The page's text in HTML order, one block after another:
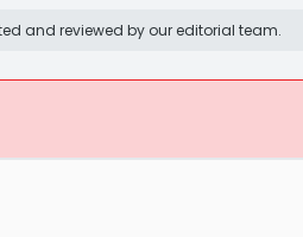
and reviewed by our editorial team.